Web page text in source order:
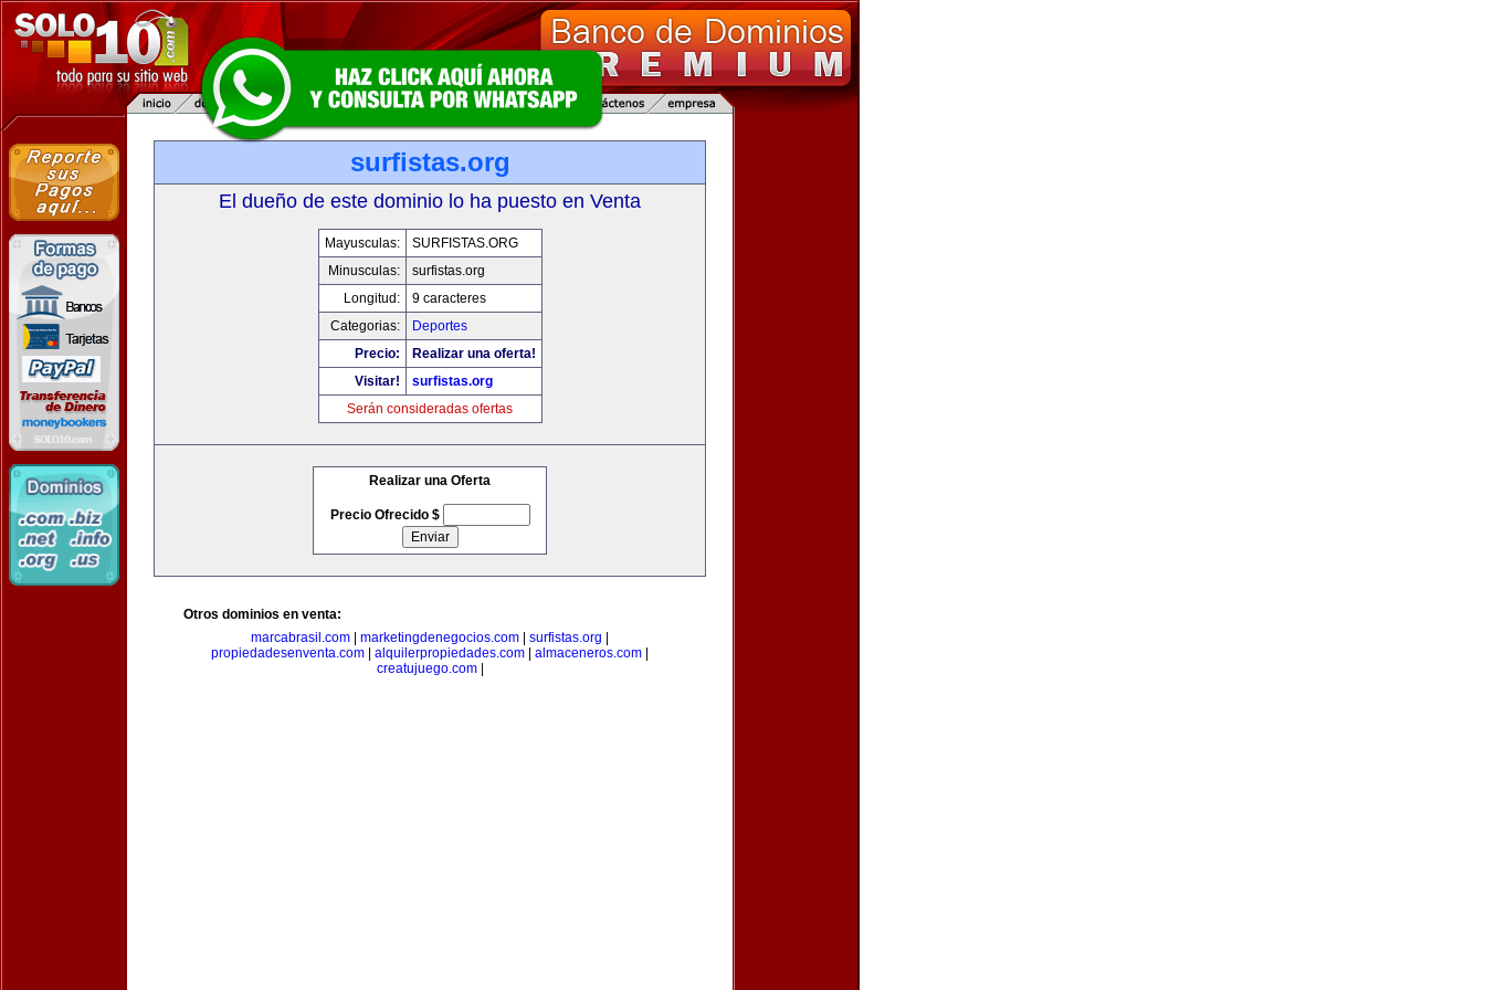
surfistas.org
El dueño de este dominio lo ha puesto en Venta
Mayusculas:
SURFISTAS.ORG
Minusculas:
surfistas.org
Longitud:
9 caracteres
Categorias:
Deportes
Precio:
Realizar una oferta!
Visitar!
surfistas.org
Serán consideradas ofertas
Realizar una Oferta
Precio Ofrecido $
Otros dominios en venta:
marcabrasil.com
marketingdenegocios.com surfistas.org
propiedadesenventa.com
alquilerpropiedades.com almaceneros.com
creatujuego.com|